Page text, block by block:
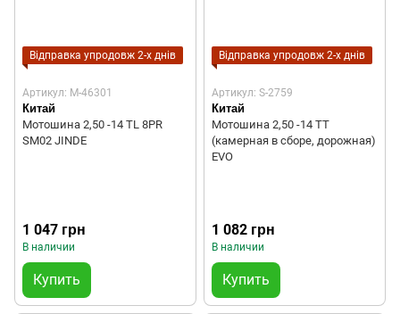
Відправка упродовж 2-х днів
Артикул: M-46301
Китай
Мотошина 2,50 -14 TL 8PR
SM02 JINDE
1 047 грн
В наличии
Купить
Відправка упродовж 2-х днів
Артикул: S-2759
Китай
Мотошина 2,50 -14 TT
(камерная в сборе, дорожная)
EVO
1 082 грн
В наличии
Купить